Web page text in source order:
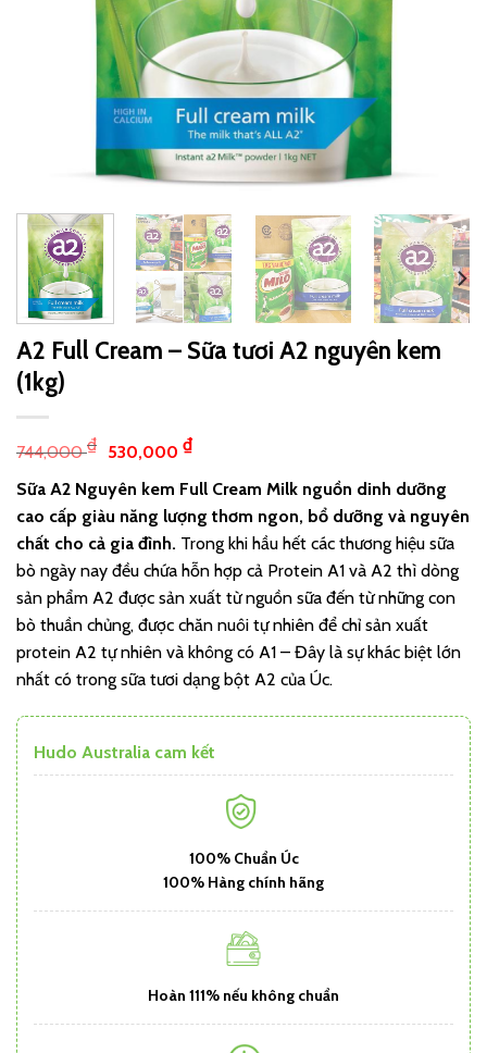
A2 Full Cream – Sữa tươi A2 nguyên kem
(1kg)
744,000₫ 530,000 ₫
Sữa A2 Nguyên kem Full Cream Milk nguồn dinh dưỡng
cao cấp giàu năng lượng thơm ngon, bổ dưỡng và nguyên
chất cho cả gia đình. Trong khi hầu hết các thương hiệu sữa
bò ngày nay đều chứa hỗn hợp cả Protein A1 và A2 thì dòng
sản phẩm A2 được sản xuất từ nguồn sữa đến từ những con
bò thuần chủng, được chăn nuôi tự nhiên để chỉ sản xuất
protein A2 tự nhiên và không có A1 – Đây là sự khác biệt lớn
nhất có trong sữa tươi dạng bột A2 của Úc.
Hudo Australia cam kết
100% Chuẩn Úc
100% Hàng chính hãng
Hoàn 111% nếu không chuẩn